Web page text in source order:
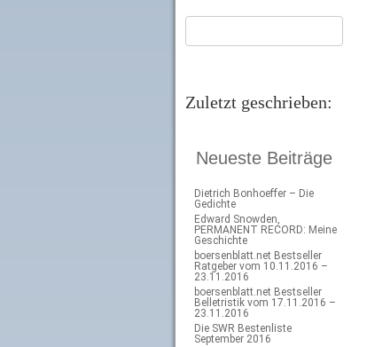
Zuletzt geschrieben:
Neueste Beiträge
Dietrich Bonhoeffer – Die
Gedichte
Edward Snowden,
PERMANENT RECORD: Meine
Geschichte
boersenblatt.net Bestseller
Ratgeber vom 10.11.2016 –
23.11.2016
boersenblatt.net Bestseller
Belletristik vom 17.11.2016 –
23.11.2016
Die SWR Bestenliste
September 2016